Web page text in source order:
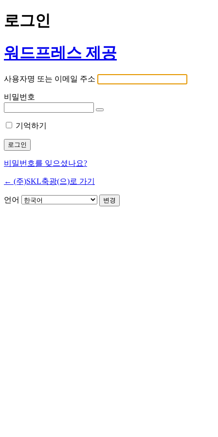
로그인
워드프레스 제공
사용자명 또는 이메일 주소
비밀번호
기억하기
비밀번호를 잊으셨나요?
← (주)SKL축광(으)로 가기
언어